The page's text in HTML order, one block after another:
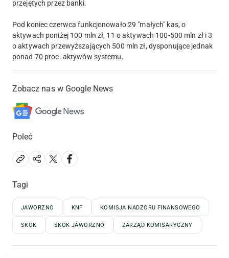
przejętych przez banki.
Pod koniec czerwca funkcjonowało 29 "małych" kas, o
aktywach poniżej 100 mln zł, 11 o aktywach 100-500 mln zł i 3
o aktywach przewyższających 500 mln zł, dysponujące jednak
ponad 70 proc. aktywów systemu.
Zobacz nas w Google News
Poleć
Tagi
JAWORZNO KNF KOMISJA NADZORU FINANSOWEGO
SKOK SKOK JAWORZNO ZARZĄD KOMISARYCZNY